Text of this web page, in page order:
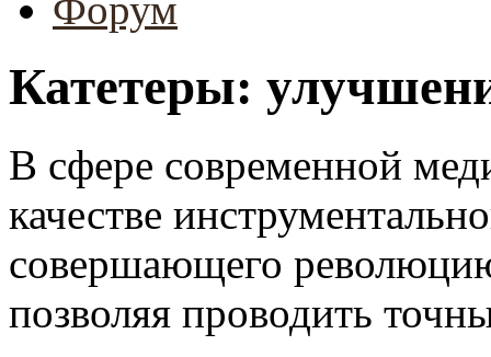
Катетеры:
В сфере современной
качестве
совершающего
позволяя проводить